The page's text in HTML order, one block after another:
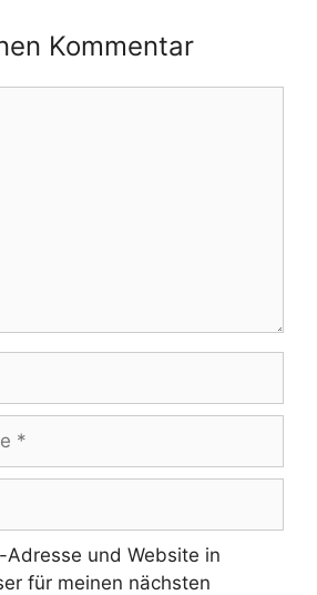
Kommentar
Adresse und Website in
für meinen nächsten